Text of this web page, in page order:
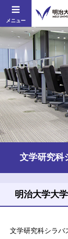
メニュー
文学研究科
文学研究科シラバ
明治大学大